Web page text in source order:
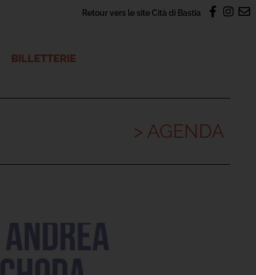
Retour vers le site Cità di Bastia
BILLETTERIE
> AGENDA